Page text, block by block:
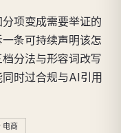
项变成需要举证的
条可持续声明该怎
分法与形容词改写
时过合规与AI引用
电商